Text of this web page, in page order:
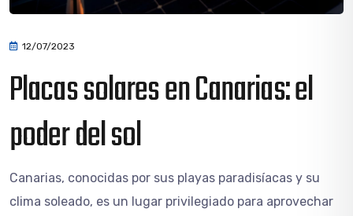
12/07/2023
Placas solares en Canarias: el
poder del sol
Canarias, conocidas por sus playas paradisíacas y su
clima soleado, es un lugar privilegiado para aprovechar